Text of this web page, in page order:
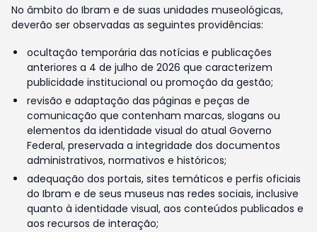
No âmbito do Ibram e de suas unidades museológicas,
deverão ser observadas as seguintes providências:
ocultação temporária das notícias e publicações
anteriores a 4 de julho de 2026 que caracterizem
publicidade institucional ou promoção da gestão;
revisão e adaptação das páginas e peças de
comunicação que contenham marcas, slogans ou
elementos da identidade visual do atual Governo
Federal, preservada a integridade dos documentos
administrativos, normativos e históricos;
adequação dos portais, sites temáticos e perfis oficiais
do Ibram e de seus museus nas redes sociais, inclusive
quanto à identidade visual, aos conteúdos publicados e
aos recursos de interação;